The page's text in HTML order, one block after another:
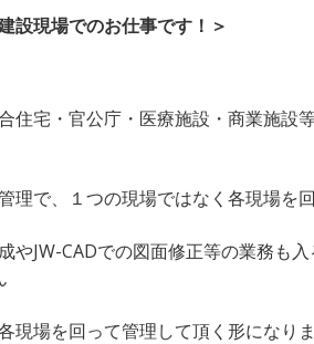
設現場でのお仕事です！＞
住宅・官公庁・医療施設・商業施設
理で、１つの現場ではなく各現場を
JW-CADでの図面修正等の業務も
現場を回って管理して頂く形になり